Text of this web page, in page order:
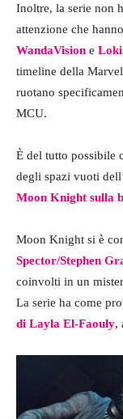
Inoltre, la serie non
attenzione che
WandaVision e Loki
timeline della
ruotano
MCU.
È del tutto possibile
degli spazi vuoti
Moon Knight sulla
Moon Knight si è
Spector/Stephen
coinvolti in un
La serie ha come
di Layla El-Faouly,